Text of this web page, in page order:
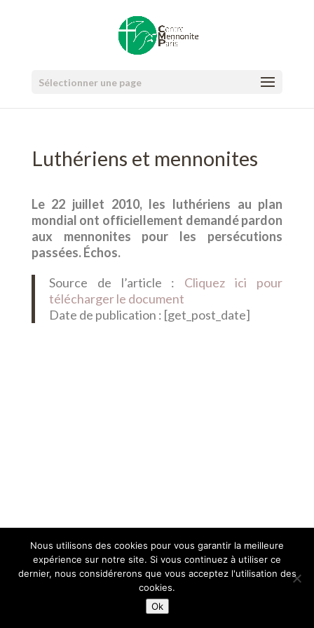
Sélectionner une page
Luthériens et mennonites
Le 22 juillet 2010, les luthériens au plan
mondial ont ofﬁciellement demandé pardon
aux mennonites pour les persécutions
passées. Échos.
Source de l’article : Cliquez ici pour
télécharger le document
Date de publication : [get_post_date]
Nous utilisons des cookies pour vous garantir la meilleure
expérience sur notre site. Si vous continuez à utiliser ce
dernier, nous considérerons que vous acceptez l'utilisation des
cookies.
Ok